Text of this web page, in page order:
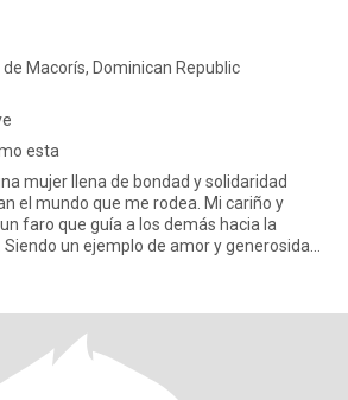
Macorís, Dominican Republic
esta
y solidaridad
el mundo que me rodea. Mi cariño y
faro que guía a los demás hacia la
un ejemplo de amor y generosidad,